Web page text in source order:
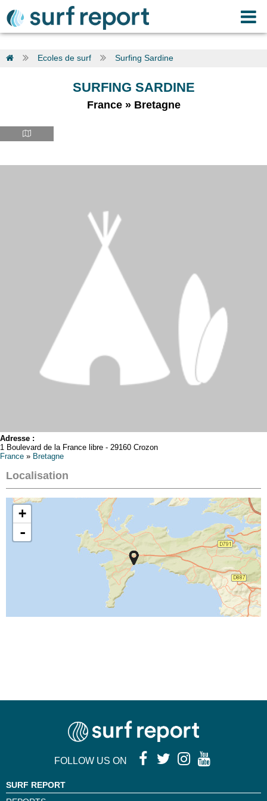
Ecoles de surf Surfing Sardine
SURFING SARDINE
France» Bretagne
Adresse :
1 Boulevard de la France libre - 29160 Crozon
France » Bretagne
Localisation
+
-
FOLLOW US ON
SURF REPORT